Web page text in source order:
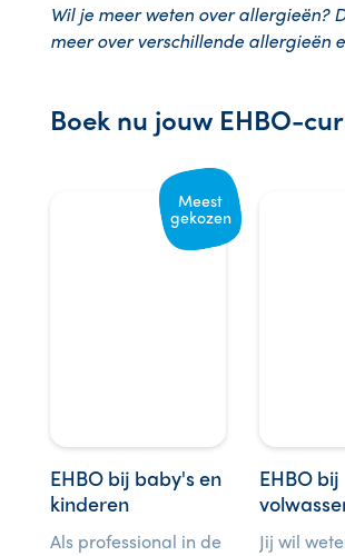
Wil je meer weten over allergieën?
meer over verschillende allergieën
Boek nu jouw EHBO-
Meest
gekozen
EHBO bij baby's en
kinderen
Als professional in de
EHBO bij
Jij wil